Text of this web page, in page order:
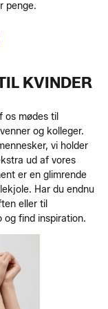
penge.
KVINDER
os mødes til
og kolleger.
vi holder
ud af vores
er en glimrende
Har du endnu
eller til
og find inspiration.